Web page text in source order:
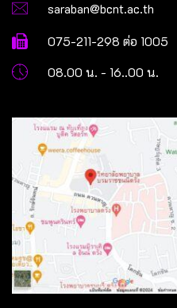
saraban@bcnt.ac.th
075-211-298 ต่อ 1005
08.00 น. - 16..00 น.